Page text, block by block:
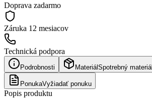
Doprava zadarmo
Záruka 12 mesiacov
Technická podpora
Podrobnosti Materiál Spotrebný materiál
PonukaVyžiadať ponuku
Popis produktu